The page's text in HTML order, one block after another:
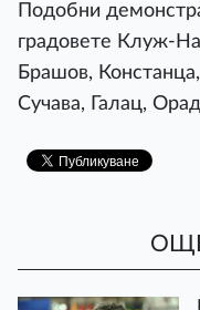
Подобни
градовете Клуж-
Брашов,
Сучава, Галац,